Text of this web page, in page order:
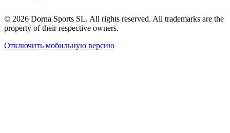
© 2026 Dorna Sports SL. All rights reserved. All trademarks are the
property of their respective owners.
Отключить мобильную версию